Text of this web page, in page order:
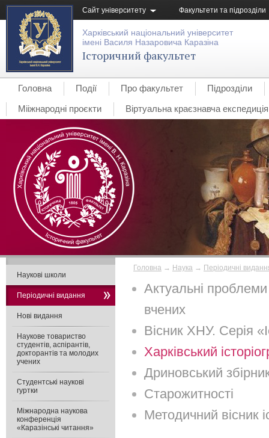
Сайт університету Факультети та підрозділи
Харківський національний університет
імені Василя Назаровича Каразіна
Історичний факультет
Головна Події Про факультет
Підрозділи
Мііжнародні проєкти
Віртуальна краєзнавча
Головна → Наука → Періодичні
Актуальні проблеми
вчених
Вісник ХНУ. Серія
Харківський
Дриновський
Старожитності
Методичний вісник
Наукові школи
Періодичні видання
Нові видання
Наукове товариство
студентів, аспірантів,
докторантів та молодих
учених
Студентські наукові
гуртки
Міжнародна наукова
конференція
«Каразінські читання»